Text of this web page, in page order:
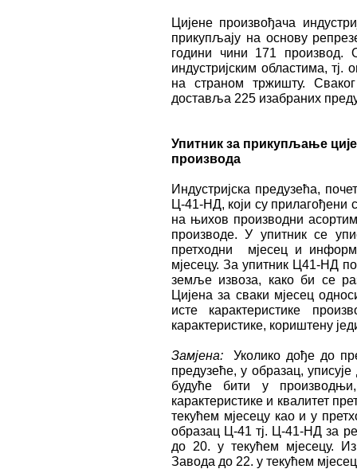
Цијене произвођача
прикупљају на основу
години чини 171 производ.
индустријским областима, тј.
на страном тржишту.
доставља 225 изабраних
Упитник за прикупљање
производа
Индустријска предузећа,
Ц-41-НД, који су прилагођени
на њихов производни
производе. У упитник се
претходни мјесец и
мјесецу. За упитник Ц41-НД
земље извоза, како би се
Цијена за сваки мјесец
исте карактеристике
карактеристике, кориштену
Замјена:Уколико дође до
предузеће, у образац,
будуће бити у
карактеристике и квалитет
текућем мјесецу као и у
образац Ц-41 тј. Ц-41-НД за
до 20. у текућем мјесецу.
Завода до 22. у текућем